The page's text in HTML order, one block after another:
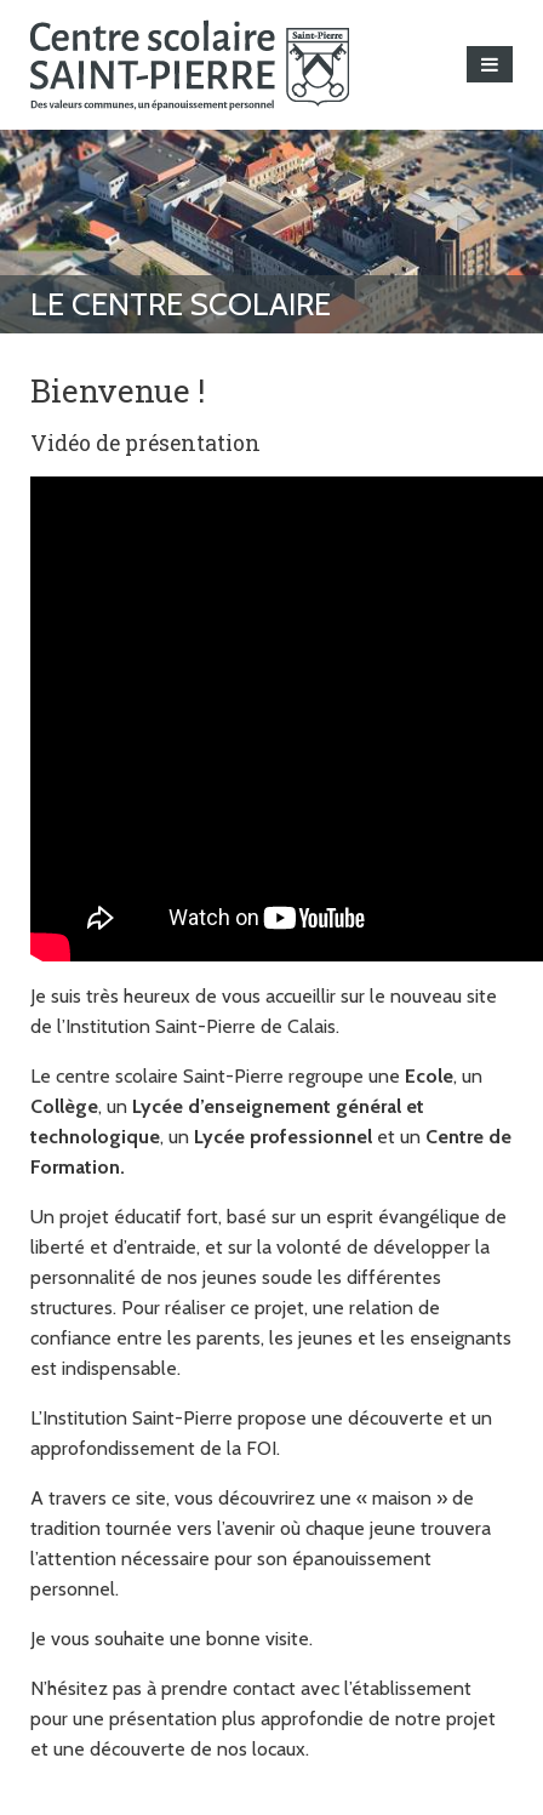
Bienvenue !
Vidéo de présentation
Je suis très heureux de vous accueillir sur le nouveau site
de l’Institution Saint-Pierre de Calais.
Le centre scolaire Saint-Pierre regroupe une Ecole, un
Collège, un Lycée d’enseignement général et
technologique, un Lycée professionnel et un Centre de
Formation.
Un projet éducatif fort, basé sur un esprit évangélique de
liberté et d’entraide, et sur la volonté de développer la
personnalité de nos jeunes soude les différentes
structures. Pour réaliser ce projet, une relation de
confiance entre les parents, les jeunes et les enseignants
est indispensable.
L’Institution Saint-Pierre propose une découverte et un
approfondissement de la FOI.
A travers ce site, vous découvrirez une « maison » de
tradition tournée vers l’avenir où chaque jeune trouvera
l’attention nécessaire pour son épanouissement
personnel.
Je vous souhaite une bonne visite.
N’hésitez pas à prendre contact avec l’établissement
pour une présentation plus approfondie de notre projet
et une découverte de nos locaux.